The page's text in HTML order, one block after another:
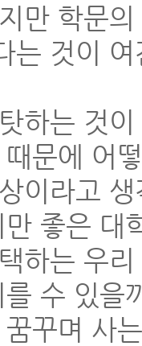
만 학문
는 것이
하는 것
문에 어
이라고
좋은 대
하는 우
수 있을
꾸며 사